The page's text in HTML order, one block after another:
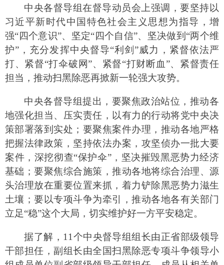
中央各督导组提出，要聚焦政治站位，推动各
地强化担当、压实责任，以有力的行动将党中央决
策部署落到实处；要聚焦案件办理，推动各地严格
把握法律政策，坚持依法办案，攻坚侦办一批大要
案件，深挖彻查“保护伞”，坚决摧毁黑恶势力经济
基础；要聚焦综合施策，推动各地将综合治理、源
头治理放在重要位置来抓，着力铲除黑恶势力滋生
立足“稳”这个大局，切实维护好一方平安稳定。
据了解，11
个中央督导组组长由正省部级领导
干部担任，副组长由全国扫黑除恶专项斗争领导小
组成员单位副省部级领导干部担任，成员从相关单
位抽调。督导组将在被督导省（区、市）和新疆生
产建设兵团工作1个月。此前，全国扫黑办已通过媒
体、网络公布了各督导组的举报电话、邮箱和信
箱，受理该地方涉黑涉恶方面问题的举报和反映。
为组织开展好第二轮、第三轮督导工作，3月
班在京举行，中央政法委负责人作动员培训，全国
扫黑办负责人就督导工作作具体部署。参加第一轮
督导的4位督导组组长介绍了督导经验。